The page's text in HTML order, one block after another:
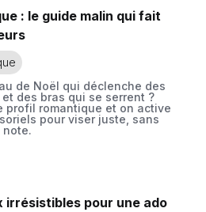
: le guide malin qui fait
de Noël qui déclenche des
des bras qui se serrent ?
profil romantique et on active
pour viser juste, sans
note.
irrésistibles pour une ado